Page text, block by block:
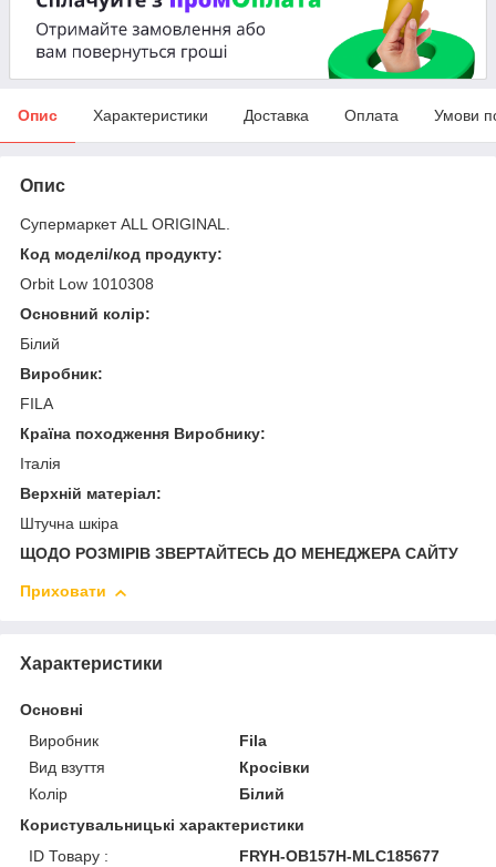
Опис Характеристики Доставка Оплата Умови
Опис
Супермаркет ALL ORIGINAL.
Код моделі/код продукту:
Orbit Low 1010308
Основний колір:
Білий
Виробник:
FILA
Країна походження Виробнику:
Італія
Верхній матеріал:
Штучна шкіра
ЩОДО РОЗМІРІВ ЗВЕРТАЙТЕСЬ ДО МЕНЕДЖЕРА САЙТУ
Приховати
Характеристики
Основні
Виробник
Fila
Вид взуття
Кросівки
Колір
Білий
Користувальницькі характеристики
ID Товару :
FRYH-OB157H-MLC185677